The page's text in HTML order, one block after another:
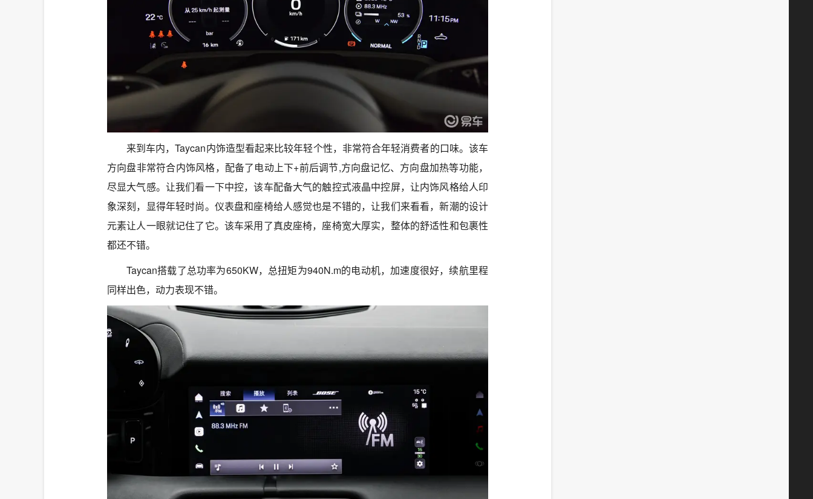
来到车内，Taycan内饰造型看起来比较年轻个性，非常符合年轻消费者的口味。该车
方向盘非常符合内饰风格，配备了电动上下+前后调节,方向盘记忆、方向盘加热等功能，
尽显大气感。让我们看一下中控，该车配备大气的触控式液晶中控屏，让内饰风格给人印
象深刻，显得年轻时尚。仪表盘和座椅给人感觉也是不错的，让我们来看看，新潮的设计
元素让人一眼就记住了它。该车采用了真皮座椅，座椅宽大厚实，整体的舒适性和包裹性
都还不错。
Taycan搭载了总功率为650KW，总扭矩为940N.m的电动机，加速度很好，续航里程
同样出色，动力表现不错。